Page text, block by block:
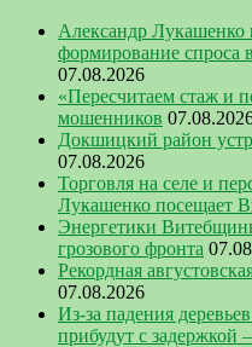
Александр Лукашенко
формирование спроса
07.08.2026
«Пересчитаем стаж и
мошенников
Докшицкий район
07.08.2026
Торговля на селе и
Лукашенко посещает
Энергетики
грозового фронта
Рекордная
07.08.2026
Из-за падения
прибудут с